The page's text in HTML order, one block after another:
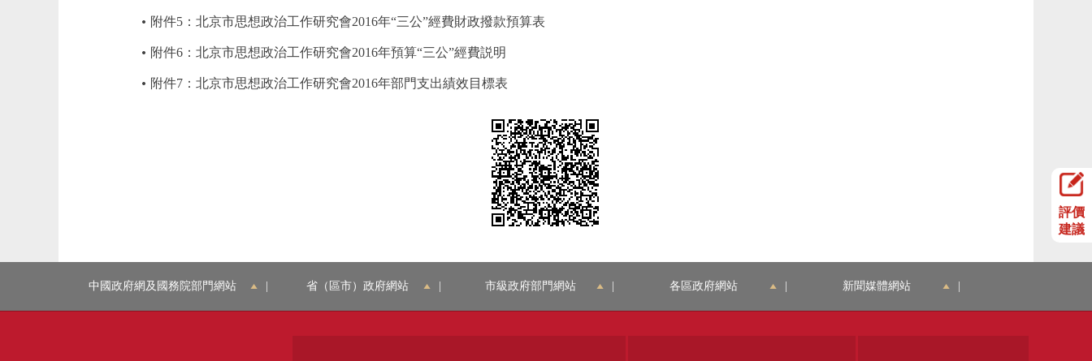
附件5：北京市思想政治工作研究會2016年“三公”經費財政撥款預算表
附件6：北京市思想政治工作研究會2016年預算“三公”經費説明
附件7：北京市思想政治工作研究會2016年部門支出績效目標表
評價
建議
中國政府網及國務院部門網站 省（區市）政府網站 市級政府部門網站 各區政府網站 新聞媒體網站